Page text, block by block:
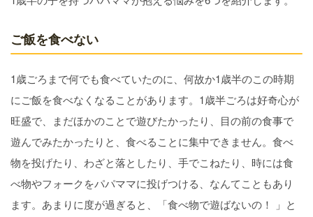
ご飯を食べない
1歳ごろまで何でも食べていたのに、何故か1歳半のこの時期
にご飯を食べなくなることがあります。1歳半ごろは好奇心が
旺盛で、まだほかのことで遊びたかったり、目の前の食事で
遊んでみたかったりと、食べることに集中できません。食べ
物を投げたり、わざと落としたり、手でこねたり、時には食
べ物やフォークをパパママに投げつける、なんてこともあり
ます。あまりに度が過ぎると、「食べ物で遊ばないの！ 」と